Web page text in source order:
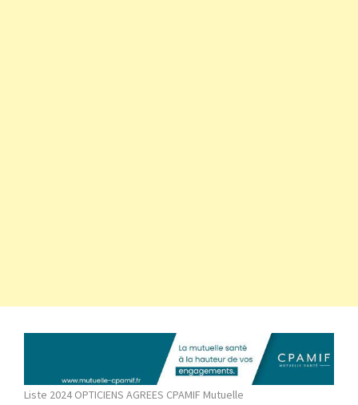
Liste 2024 OPTICIENS AGREES CPAMIF Mutuelle